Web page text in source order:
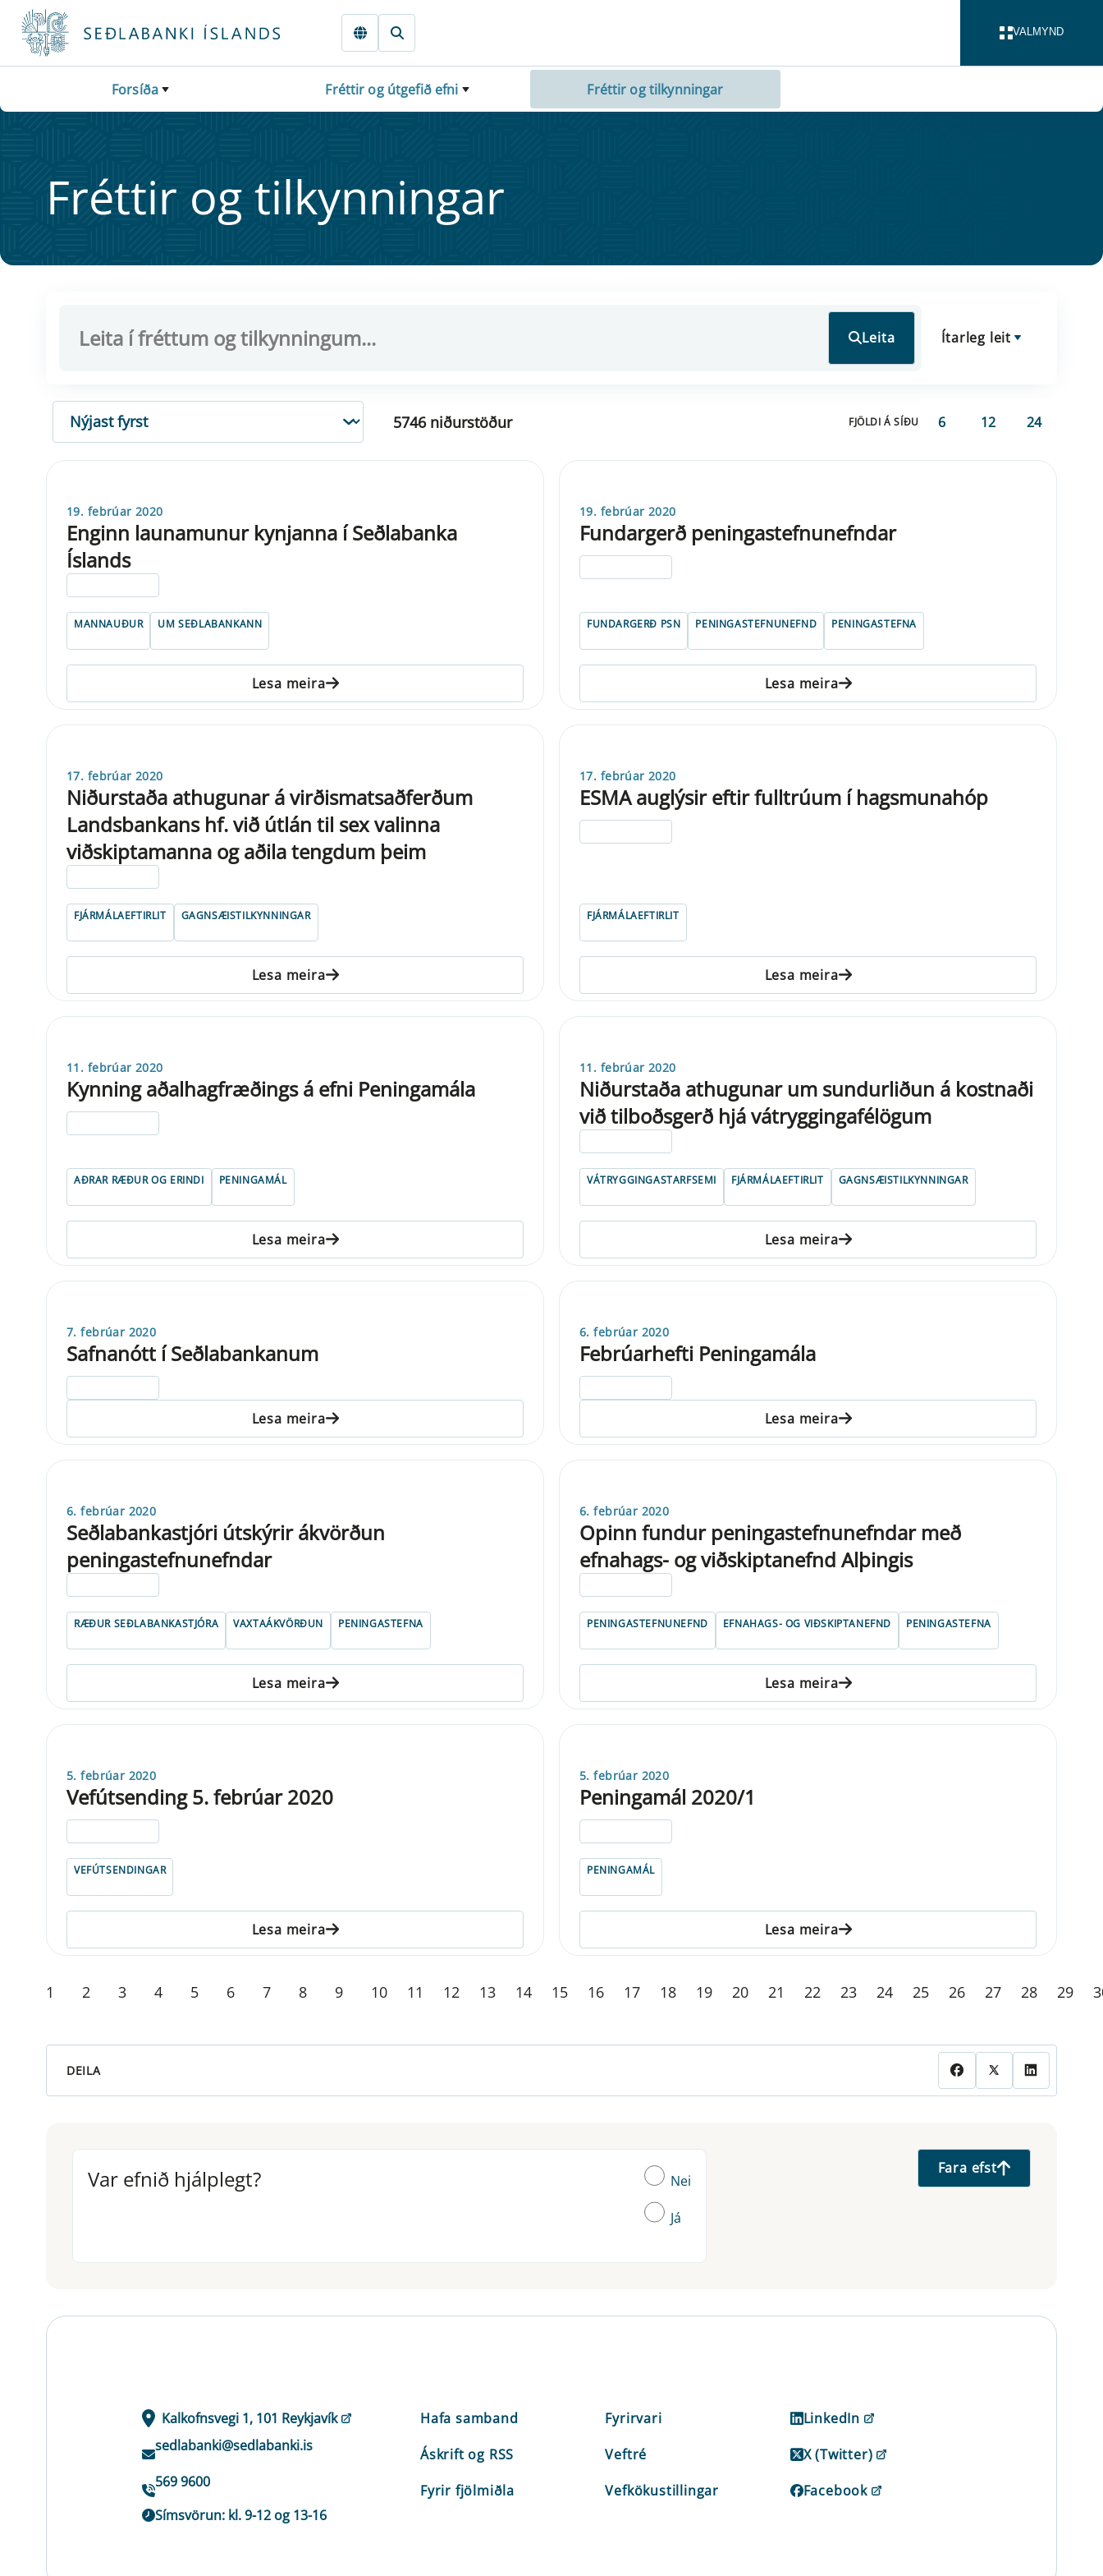
Fara beint í Meginmál
VALMYND
Forsíða Fréttir og útgefið efni Fréttir og tilkynningar
Frétt­ir og til­kynn­ing­ar
Leita Ítarleg leit
RÖÐUN
5746 niðurstöður FJÖLDI Á SÍÐU 6 12 24
19. febrúar 2020
Enginn launamunur kynjanna í Seðlabanka
Íslands
MANNAUÐUR UM SEÐLABANKANN
Lesa meira
19. febrúar 2020
Fundargerð peningastefnunefndar
FUNDARGERÐ PSN PENINGASTEFNUNEFND PENINGASTEFNA
Lesa meira
17. febrúar 2020
Niðurstaða athugunar á virðismatsaðferðum
Landsbankans hf. við útlán til sex valinna
viðskiptamanna og aðila tengdum þeim
FJÁRMÁLAEFTIRLIT GAGNSÆISTILKYNNINGAR
Lesa meira
17. febrúar 2020
ESMA auglýsir eftir fulltrúum í hagsmunahóp
FJÁRMÁLAEFTIRLIT
Lesa meira
11. febrúar 2020
Kynning aðalhagfræðings á efni Peningamála
AÐRAR RÆÐUR OG ERINDI PENINGAMÁL
Lesa meira
11. febrúar 2020
Niðurstaða athugunar um sundurliðun á kostnaði
við tilboðsgerð hjá vátryggingafélögum
VÁTRYGGINGASTARFSEMI FJÁRMÁLAEFTIRLIT GAGNSÆISTILKYNNINGAR
Lesa meira
7. febrúar 2020
Safnanótt í Seðlabankanum
Lesa meira
6. febrúar 2020
Febrúarhefti Peningamála
Lesa meira
6. febrúar 2020
Seðlabankastjóri útskýrir ákvörðun
peningastefnunefndar
RÆÐUR SEÐLABANKASTJÓRA VAXTAÁKVÖRÐUN PENINGASTEFNA
Lesa meira
6. febrúar 2020
Opinn fundur peningastefnunefndar með
efnahags- og viðskiptanefnd Alþingis
PENINGASTEFNUNEFND EFNAHAGS- OG VIÐSKIPTANEFND PENINGASTEFNA
Lesa meira
5. febrúar 2020
Vefútsending 5. febrúar 2020
VEFÚTSENDINGAR
Lesa meira
5. febrúar 2020
Peningamál 2020/1
PENINGAMÁL
Lesa meira
1 2 3 4 5 6 7 8 9 10 11 12 13 14 15 16 17 18 19 20 21 22 23 24 25 26 27 28 29
DEILA
Var efnið hjálplegt?
Var efnið hjálplegt? Nei
Já
Fara efst
Kalkofnsvegi 1, 101 Reykjavík
sedlabanki@sedlabanki.is
569 9600
Símsvörun: kl. 9-12 og 13-16
Hafa samband
Áskrift og RSS
Fyrir fjölmiðla
Fyrirvari
Veftré
Vefkökustillingar
LinkedIn
X (Twitter)
Facebook